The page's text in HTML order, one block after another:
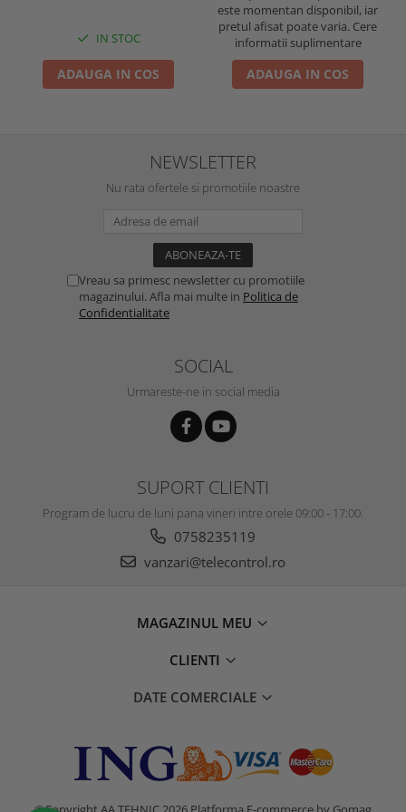
IN STOC
ADAUGA IN COS
este momentan disponibil, iar
pretul afisat poate varia. Cere
informatii suplimentare
ADAUGA IN COS
NEWSLETTER
Nu rata ofertele si promotiile noastre
Vreau sa primesc newsletter cu promotiile
magazinului. Afla mai multe in Politica de
Confidentialitate
SOCIAL
Urmareste-ne in social media
SUPORT CLIENTI
Program de lucru de luni pana vineri intre orele 09:00 - 17:00.
0758235119
vanzari@telecontrol.ro
MAGAZINUL MEU
CLIENTI
DATE COMERCIALE